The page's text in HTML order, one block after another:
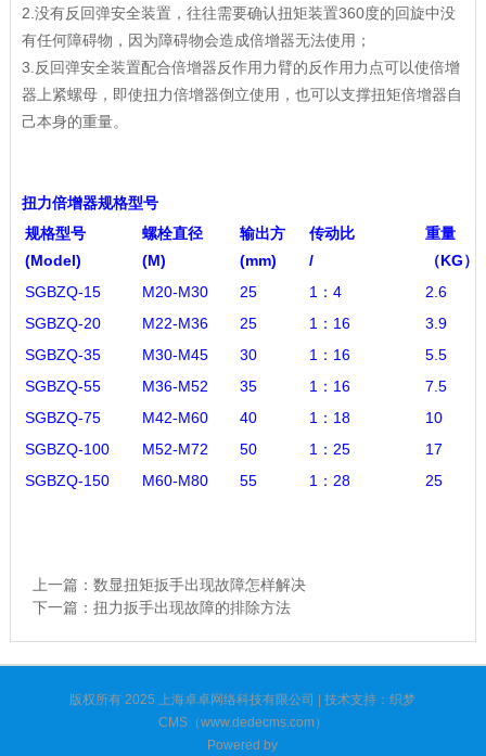
2.没有反回弹安全装置，往往需要确认扭矩装置360度的回旋中没
有任何障碍物，因为障碍物会造成倍增器无法使用；
3.反回弹安全装置配合倍增器反作用力臂的反作用力点可以使倍增
器上紧螺母，即使扭力倍增器倒立使用，也可以支撑扭矩倍增器自
己本身的重量。
扭力倍增器规格型号
规格型号
(Model)
螺栓直径
(M)
输出方
(mm)
传动比
/
重量
（KG）
SGBZQ-15
M20-M30 25 1：4
2.6
SGBZQ-20
M22-M36 25 1：16
3.9
SGBZQ-35
M30-M45 30 1：16
5.5
SGBZQ-55
M36-M52 35 1：16
7.5
SGBZQ-75
M42-M60 40 1：18
10
SGBZQ-100
M52-M72 50 1：25
17
SGBZQ-150
M60-M80 55 1：28 25
上一篇： 数显扭矩扳手出现故障怎样解决
下一篇： 扭力扳手出现故障的排除方法
版权所有 2025 上海卓卓网络科技有限公司 | 技术支持：织梦
CMS（www.dedecms.com）
Powered by